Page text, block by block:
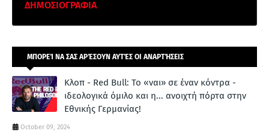
ΔΗΜΟΣΙΟΓΡΑΦΙΑ
ΜΠΟΡΕΊ ΝΑ ΣΑΣ ΑΡΈΣΟΥΝ ΑΥΤΈΣ ΟΙ ΑΝΑΡΤΉΣΕΙΣ
Κλοπ - Red Bull: Το «ναι» σε έναν κόντρα -
ιδεολογικά όμιλο και η... ανοιχτή πόρτα στην
Εθνικής Γερμανίας!
October 09, 2024